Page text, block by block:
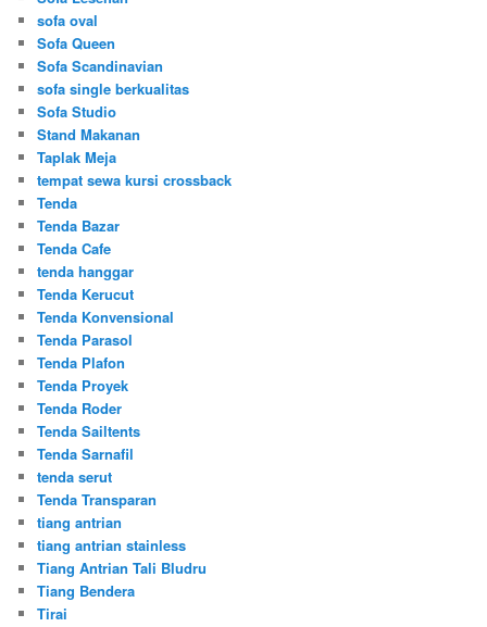
sofa oval
Sofa Queen
Sofa Scandinavian
sofa single berkualitas
Sofa Studio
Stand Makanan
Taplak Meja
tempat sewa kursi crossback
Tenda
Tenda Bazar
Tenda Cafe
tenda hanggar
Tenda Kerucut
Tenda Konvensional
Tenda Parasol
Tenda Plafon
Tenda Proyek
Tenda Roder
Tenda Sailtents
Tenda Sarnafil
tenda serut
Tenda Transparan
tiang antrian
tiang antrian stainless
Tiang Antrian Tali Bludru
Tiang Bendera
Tirai